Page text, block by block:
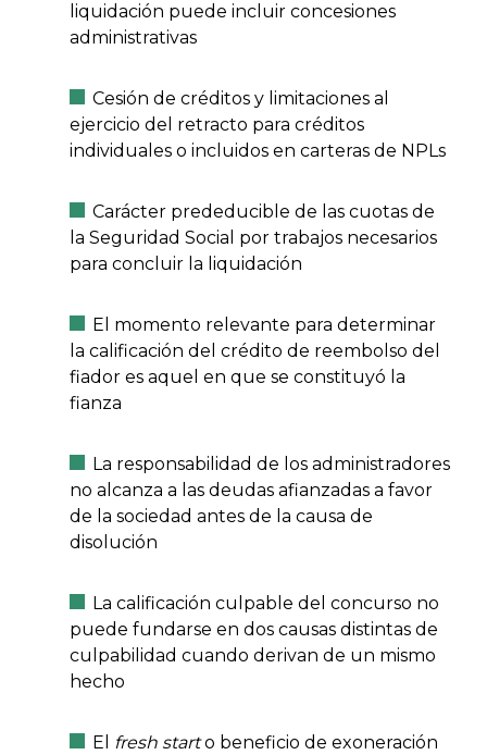
liquidación puede incluir concesiones
administrativas
Cesión de créditos y limitaciones al
ejercicio del retracto para créditos
individuales o incluidos en carteras de NPLs
Carácter prededucible de las cuotas de
la Seguridad Social por trabajos necesarios
para concluir la liquidación
El momento relevante para determinar
la calificación del crédito de reembolso del
fiador es aquel en que se constituyó la
fianza
La responsabilidad de los administradores
no alcanza a las deudas afianzadas a favor
de la sociedad antes de la causa de
disolución
La calificación culpable del concurso no
puede fundarse en dos causas distintas de
culpabilidad cuando derivan de un mismo
hecho
El fresh starto beneficio de exoneración